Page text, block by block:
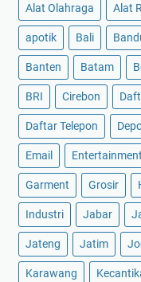
Alat Olahraga Alat
apotik Bali
Banten Batam
BRI Cirebon
Daftar Telepon
Email Entertainment
Garment Grosir
Industri Jabar
Jateng Jatim
Karawang